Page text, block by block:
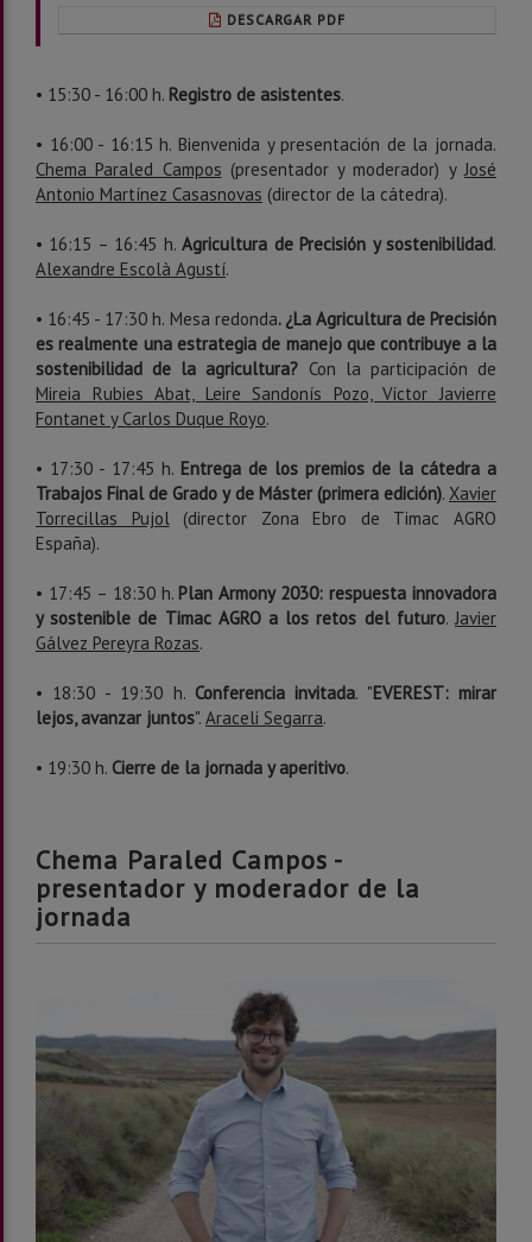
DESCARGAR PDF
• 15:30 - 16:00 h. Registro de asistentes.
• 16:00 - 16:15 h. Bienvenida y presentación de la jornada.
Chema Paraled Campos (presentador y moderador) yJosé
Antonio Martínez Casasnovas (director de la cátedra).
• 16:15 – 16:45 h.Agricultura de Precisión y sostenibilidad.
Alexandre Escolà Agustí.
• 16:45 - 17:30 h. Mesa redonda. ¿La Agricultura de Precisión
es realmente una estrategia de manejo que contribuye a la
sostenibilidad de la agricultura? Con la participación de
Mireia Rubies Abat, Leire Sandonís Pozo, Víctor Javierre
Fontanet y Carlos Duque Royo.
• 17:30 - 17:45 h. Entrega de los premios de la cátedra a
Trabajos Final de Grado y de Máster (primera edición).Xavier
Torrecillas Pujol(director Zona Ebro de Timac AGRO
España).
• 17:45 – 18:30 h. Plan Armony 2030: respuesta innovadora
y sostenible de Timac AGRO a los retos del futuro.Javier
Gálvez Pereyra Rozas.
• 18:30 - 19:30 h. Conferencia invitada. "EVEREST: mirar
lejos, avanzar juntos". Araceli Segarra.
• 19:30 h. Cierre de la jornada y aperitivo.
Chema Paraled Campos -
presentador y moderador de la
jornada